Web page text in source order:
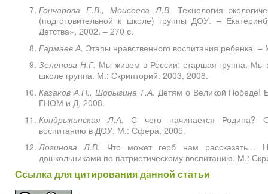
Гончарова Е.В., Моисеева Л.В. Технология
(подготовительной к школе) группы ДОУ. –
Детства», 2002. – 270 с.
Гармаев А. Этапы нравственного воспитания ребенка.
Зеленова Н.Г. Мы живем в России: старшая группа. Мы
школе группа. М.: Скрипторий. 2003, 2008.
Казаков А.П., Шорыгина Т.А. Детям о Великой Победе!
ГНОМ и Д, 2008.
Кондрыкинская Л.А. С чего начинается Родина?
воспитанию в ДОУ. М.: Сфера, 2005.
Логинова Л.В.
Что может герб нам рассказать…
дошкольниками по патриотическому воспитанию. М.:
Ссылка для цитирования данной статьи